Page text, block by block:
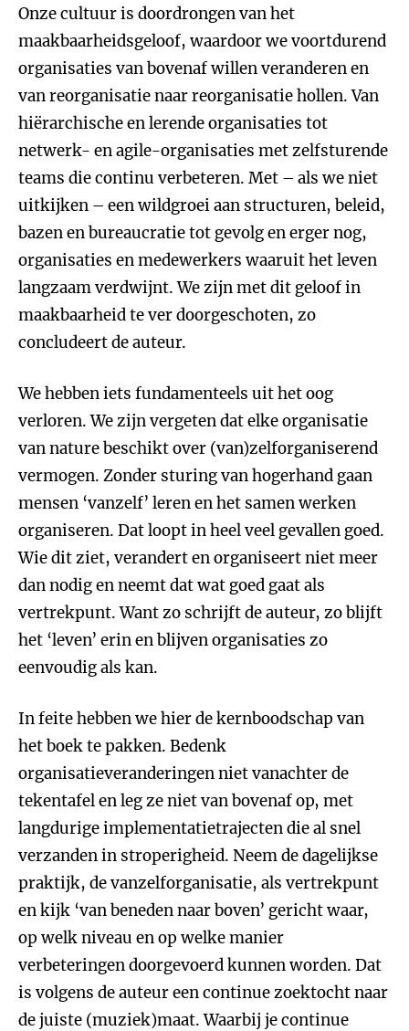
Onze cultuur is doordrongen van het
maakbaarheidsgeloof, waardoor we voortdurend
organisaties van bovenaf willen veranderen en
van reorganisatie naar reorganisatie hollen. Van
hiërarchische en lerende organisaties tot
netwerk- en agile-organisaties met zelfsturende
teams die continu verbeteren. Met – als we niet
uitkijken – een wildgroei aan structuren, beleid,
bazen en bureaucratie tot gevolg en erger nog,
organisaties en medewerkers waaruit het leven
langzaam verdwijnt. We zijn met dit geloof in
maakbaarheid te ver doorgeschoten, zo
concludeert de auteur.
We hebben iets fundamenteels uit het oog
verloren. We zijn vergeten dat elke organisatie
van nature beschikt over (van)zelforganiserend
vermogen. Zonder sturing van hogerhand gaan
mensen ‘vanzelf’ leren en het samen werken
organiseren. Dat loopt in heel veel gevallen goed.
Wie dit ziet, verandert en organiseert niet meer
dan nodig en neemt dat wat goed gaat als
vertrekpunt. Want zo schrijft de auteur, zo blijft
het ‘leven’ erin en blijven organisaties zo
eenvoudig als kan.
In feite hebben we hier de kernboodschap van
het boek te pakken. Bedenk
organisatieveranderingen niet vanachter de
tekentafel en leg ze niet van bovenaf op, met
langdurige implementatietrajecten die al snel
verzanden in stroperigheid. Neem de dagelijkse
praktijk, de vanzelforganisatie, als vertrekpunt
en kijk ‘van beneden naar boven’ gericht waar,
op welk niveau en op welke manier
verbeteringen doorgevoerd kunnen worden. Dat
is volgens de auteur een continue zoektocht naar
de juiste (muziek)maat. Waarbij je continue